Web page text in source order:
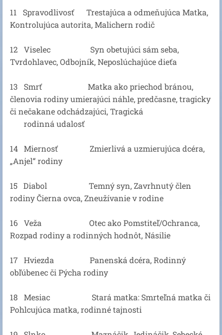
11 Spravodlivosť Trestajúca a odmeňujúca Matka,
Kontrolujúca autorita, Malichern rodič
12 Viselec Syn obetujúci sám seba,
Tvrdohlavec, Odbojník, Neposlúchajúce dieťa
13 Smrť Matka ako priechod bránou,
členovia rodiny umierajúci náhle, predčasne, tragicky
či nečakane odchádzajúci, Tragická
rodinná udalosť
14 Miernosť Zmierlivá a uzmierujúca dcéra,
„Anjel“ rodiny
15 Diabol Temný syn, Zavrhnutý člen
rodiny Čierna ovca, Zneužívanie v rodine
16 Veža Otec ako Pomstiteľ/Ochranca,
Rozpad rodiny a rodinných hodnôt, Násilie
17 Hviezda Panenská dcéra, Rodinný
obľúbenec či Pýcha rodiny
18 Mesiac Stará matka: Smrteľná matka či
Pohlcujúca matka, rodinné tajnosti